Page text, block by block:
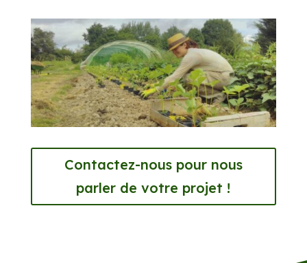
Contactez-nous pour nous
parler de votre projet !